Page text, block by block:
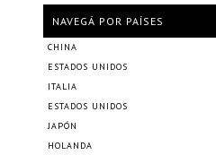
NAVEGÁ POR PAÍSES
CHINA
ESTADOS UNIDOS
ITALIA
ESTADOS UNIDOS
JAPÓN
HOLANDA